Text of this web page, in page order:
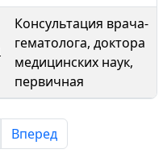
Консультация врача-
гематолога, доктора
медицинских наук,
первичная
Вперед